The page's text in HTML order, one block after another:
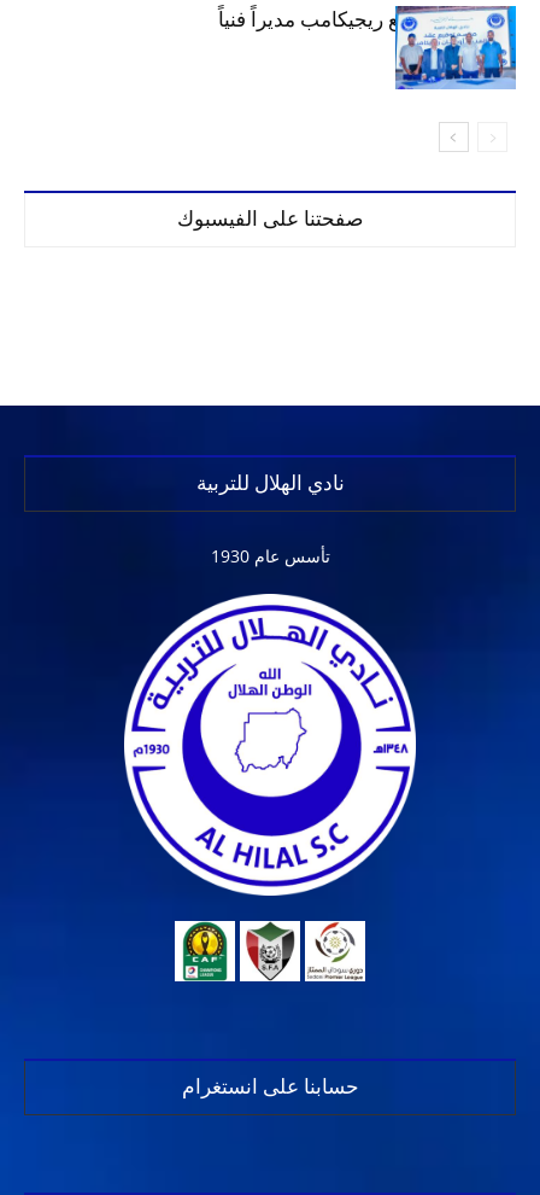
الهلال يتعاقد مع ريجيكامب مديراً فنياً
صفحتنا على الفيسبوك
نادي الهلال للتربية
تأسس عام 1930
حسابنا على انستغرام